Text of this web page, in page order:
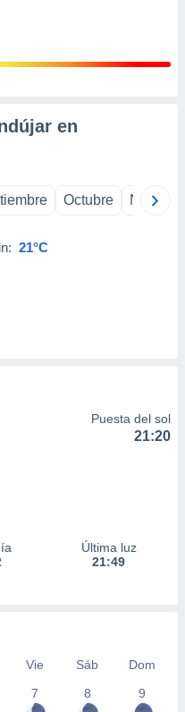
en
Octubre
21°C
Puesta del sol
21:20
Última luz
21:49
Vie Sáb
Dom
7 8 9